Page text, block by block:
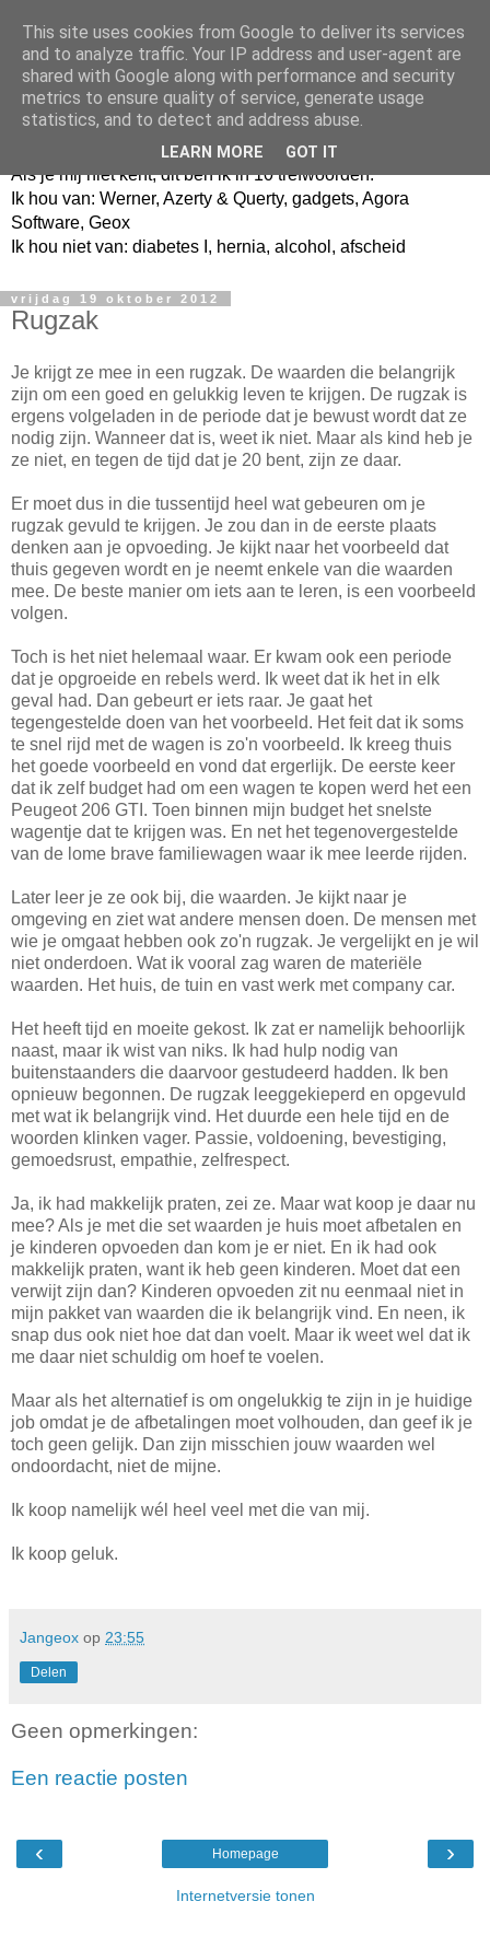
Jangeox' blog
Als je mij niet kent, dit ben ik in 10 trefwoorden.
Ik hou van: Werner, Azerty & Querty, gadgets, Agora
Software, Geox
Ik hou niet van: diabetes I, hernia, alcohol, afscheid
vrijdag 19 oktober 2012
Rugzak
Je krijgt ze mee in een rugzak. De waarden die belangrijk
zijn om een goed en gelukkig leven te krijgen. De rugzak is
ergens volgeladen in de periode dat je bewust wordt dat ze
nodig zijn. Wanneer dat is, weet ik niet. Maar als kind heb je
ze niet, en tegen de tijd dat je 20 bent, zijn ze daar.
Er moet dus in die tussentijd heel wat gebeuren om je
rugzak gevuld te krijgen. Je zou dan in de eerste plaats
denken aan je opvoeding. Je kijkt naar het voorbeeld dat
thuis gegeven wordt en je neemt enkele van die waarden
mee. De beste manier om iets aan te leren, is een voorbeeld
volgen.
Toch is het niet helemaal waar. Er kwam ook een periode
dat je opgroeide en rebels werd. Ik weet dat ik het in elk
geval had. Dan gebeurt er iets raar. Je gaat het
tegengestelde doen van het voorbeeld. Het feit dat ik soms
te snel rijd met de wagen is zo'n voorbeeld. Ik kreeg thuis
het goede voorbeeld en vond dat ergerlijk. De eerste keer
dat ik zelf budget had om een wagen te kopen werd het een
Peugeot 206 GTI. Toen binnen mijn budget het snelste
wagentje dat te krijgen was. En net het tegenovergestelde
van de lome brave familiewagen waar ik mee leerde rijden.
Later leer je ze ook bij, die waarden. Je kijkt naar je
omgeving en ziet wat andere mensen doen. De mensen met
wie je omgaat hebben ook zo'n rugzak. Je vergelijkt en je wil
niet onderdoen. Wat ik vooral zag waren de materiële
waarden. Het huis, de tuin en vast werk met company car.
Het heeft tijd en moeite gekost. Ik zat er namelijk behoorlijk
naast, maar ik wist van niks. Ik had hulp nodig van
buitenstaanders die daarvoor gestudeerd hadden. Ik ben
opnieuw begonnen. De rugzak leeggekieperd en opgevuld
met wat ik belangrijk vind. Het duurde een hele tijd en de
woorden klinken vager. Passie, voldoening, bevestiging,
gemoedsrust, empathie, zelfrespect.
Ja, ik had makkelijk praten, zei ze. Maar wat koop je daar nu
mee? Als je met die set waarden je huis moet afbetalen en
je kinderen opvoeden dan kom je er niet. En ik had ook
makkelijk praten, want ik heb geen kinderen. Moet dat een
verwijt zijn dan? Kinderen opvoeden zit nu eenmaal niet in
mijn pakket van waarden die ik belangrijk vind. En neen, ik
snap dus ook niet hoe dat dan voelt. Maar ik weet wel dat ik
me daar niet schuldig om hoef te voelen.
Maar als het alternatief is om ongelukkig te zijn in je huidige
job omdat je de afbetalingen moet volhouden, dan geef ik je
toch geen gelijk. Dan zijn misschien jouw waarden wel
ondoordacht, niet de mijne.
Ik koop namelijk wél heel veel met die van mij.
Ik koop geluk.
Jangeox op 23:55
Delen
Geen opmerkingen:
Een reactie posten
‹ ›
Homepage
Internetversie tonen
This site uses cookies from Google to deliver its services
and to analyze traffic. Your IP address and user-agent are
shared with Google along with performance and security
metrics to ensure quality of service, generate usage
statistics, and to detect and address abuse.
LEARN MORE GOT IT